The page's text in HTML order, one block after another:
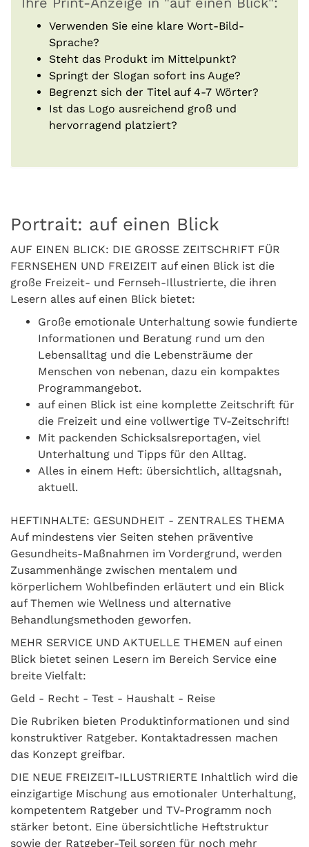
Verwenden Sie eine klare Wort-Bild-
Sprache?
Steht das Produkt im Mittelpunkt?
Springt der Slogan sofort ins Auge?
Begrenzt sich der Titel auf 4-7 Wörter?
Ist das Logo ausreichend groß und
hervorragend platziert?
Portrait: auf einen Blick
AUF EINEN BLICK: DIE GROSSE ZEITSCHRIFT FÜR
FERNSEHEN UND FREIZEIT auf einen Blick ist die
große Freizeit- und Fernseh-Illustrierte, die ihren
Lesern alles auf einen Blick bietet:
Große emotionale Unterhaltung sowie fundierte
Informationen und Beratung rund um den
Lebensalltag und die Lebensträume der
Menschen von nebenan, dazu ein kompaktes
Programmangebot.
auf einen Blick ist eine komplette Zeitschrift für
die Freizeit und eine vollwertige TV-Zeitschrift!
Mit packenden Schicksalsreportagen, viel
Unterhaltung und Tipps für den Alltag.
Alles in einem Heft: übersichtlich, alltagsnah,
aktuell.
HEFTINHALTE: GESUNDHEIT - ZENTRALES THEMA
Auf mindestens vier Seiten stehen präventive
Gesundheits-Maßnahmen im Vordergrund, werden
Zusammenhänge zwischen mentalem und
körperlichem Wohlbefinden erläutert und ein Blick
auf Themen wie Wellness und alternative
Behandlungsmethoden geworfen.
MEHR SERVICE UND AKTUELLE THEMEN auf einen
Blick bietet seinen Lesern im Bereich Service eine
breite Vielfalt:
Geld - Recht - Test - Haushalt - Reise
Die Rubriken bieten Produktinformationen und sind
konstruktiver Ratgeber. Kontaktadressen machen
das Konzept greifbar.
DIE NEUE FREIZEIT-ILLUSTRIERTE Inhaltlich wird die
einzigartige Mischung aus emotionaler Unterhaltung,
kompetentem Ratgeber und TV-Programm noch
stärker betont. Eine übersichtliche Heftstruktur
sowie der Ratgeber-Teil sorgen für noch mehr